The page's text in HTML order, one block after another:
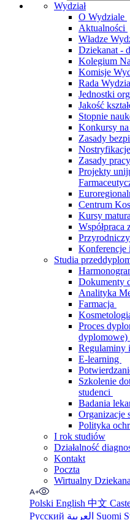
Wydział
O Wydziale
Aktualności
Władze
Dziekanat -
Kolegium
Komisje
Rada
Jednostki
Jakość
Stopnie
Konkursy
Zasady
Nostryfikacje
Zasady
Projekty
Centrum
Kursy
Współpraca
Konferencje
Studia
Dokumenty
Analityka
Farmacja
Proces
dyplomowe)
Regulaminy
E-learning
Szkolenie
studenci
Badania
Organizacje
Polityka
I rok studiów
Działalność
Kontakt
Poczta
Wirtualny
Polski English 中文
Русский
Suomi